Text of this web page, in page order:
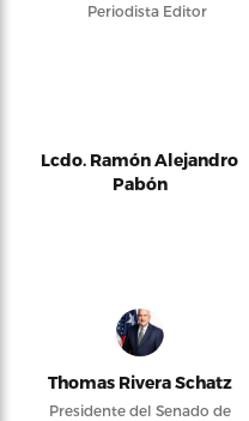
Periodista Editor
Lcdo. Ramón Alejandro
Pabón
Thomas Rivera Schatz
Presidente del Senado de